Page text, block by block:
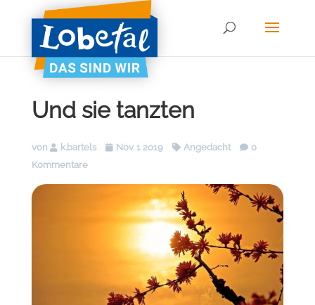
Und sie tanzten
von k.bartels Nov. 1 2019 Angedacht
0
Kommentare